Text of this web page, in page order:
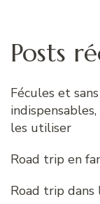
Posts
Fécules et
les utiliser
Road trip en
Road trip dans